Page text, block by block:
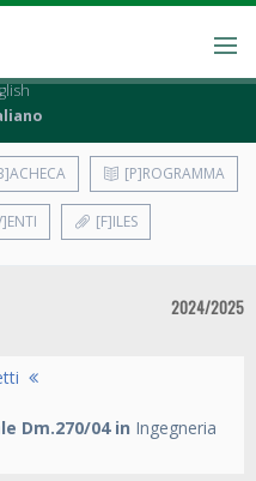
[P]ROGRAMMA
[F]ILES
2024/2025
Dm.270/04 in Ingegneria